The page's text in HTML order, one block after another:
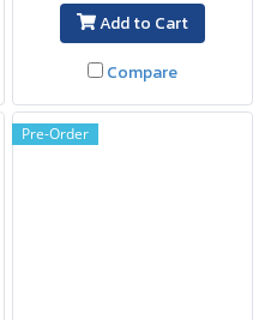
Add to Cart
Compare
Pre-Order